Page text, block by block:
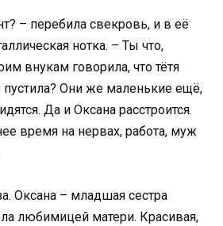
– перебила свекровь, и в её
нотка. – Ты что,
внукам говорила, что тётя
пустила? Они же маленькие ещё,
Да и Оксана расстроится.
время на нервах, работа, муж
Оксана – младшая сестра
любимицей матери. Красивая,